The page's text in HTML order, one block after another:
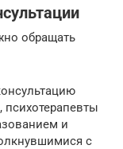
обращать
и
с